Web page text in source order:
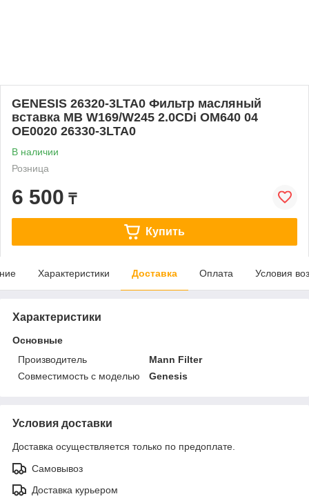
GENESIS 26320-3LTA0 Фильтр масляный
вставка MB W169/W245 2.0CDi OM640 04
OE0020 26330-3LTA0
В наличии
Розница
6 500 ₸
Купить
Характеристики Доставка Оплата Условия
Характеристики
Основные
Производитель
Mann Filter
Совместимость с моделью
Genesis
Условия доставки
Доставка осуществляется только по предоплате.
Самовывоз
Доставка курьером